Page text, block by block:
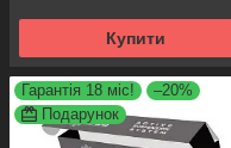
Купити
Гарантія 18 міс!
–20%
Подарунок